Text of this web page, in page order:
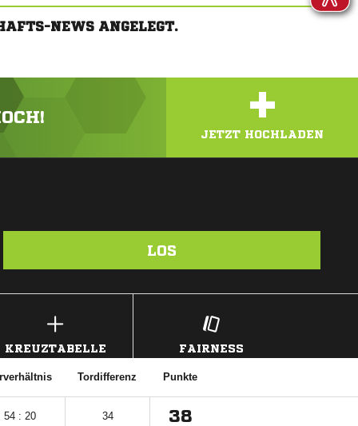
NEWS ANGELEGT.
+
JETZT HOCHLADEN
LOS
KREUZTABELLE FAIRNESS
Tordifferenz Punkte
54 : 20 34 38